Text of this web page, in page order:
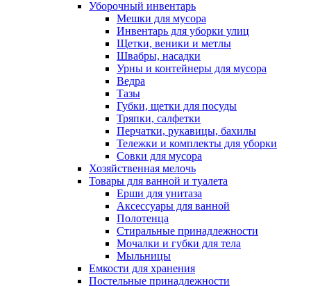
Уборочный инвентарь
Мешки для мусора
Инвентарь для уборки улиц
Щетки, веники и метлы
Швабры, насадки
Урны и контейнеры для мусора
Ведра
Тазы
Губки, щетки для посуды
Тряпки, салфетки
Перчатки, рукавицы, бахилы
Тележки и комплекты для уборки
Совки для мусора
Хозяйственная мелочь
Товары для ванной и туалета
Ерши для унитаза
Аксессуары для ванной
Полотенца
Стиральные принадлежности
Мочалки и губки для тела
Мыльницы
Емкости для хранения
Постельные принадлежности